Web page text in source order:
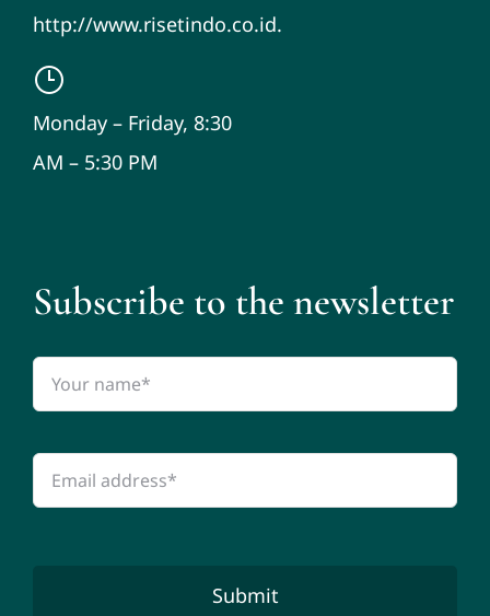
http://www.risetindo.co.id.
Monday – Friday, 8:30
AM – 5:30 PM
Subscribe to the newsletter
Submit